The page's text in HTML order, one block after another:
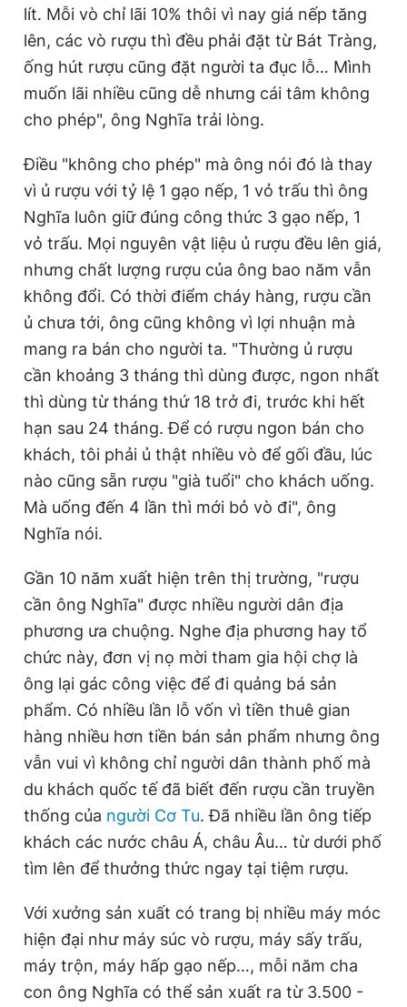
lít. Mỗi vò chỉ lãi 10% thôi vì nay giá nếp tăng
lên, các vò rượu thì đều phải đặt từ Bát Tràng,
ống hút rượu cũng đặt người ta đục lỗ… Mình
muốn lãi nhiều cũng dễ nhưng cái tâm không
cho phép", ông Nghĩa trải lòng.
Điều "không cho phép" mà ông nói đó là thay
vì ủ rượu với tỷ lệ 1 gạo nếp, 1 vỏ trấu thì ông
Nghĩa luôn giữ đúng công thức 3 gạo nếp, 1
vỏ trấu. Mọi nguyên vật liệu ủ rượu đều lên giá,
nhưng chất lượng rượu của ông bao năm vẫn
không đổi. Có thời điểm cháy hàng, rượu cần
ủ chưa tới, ông cũng không vì lợi nhuận mà
mang ra bán cho người ta. "Thường ủ rượu
cần khoảng 3 tháng thì dùng được, ngon nhất
thì dùng từ tháng thứ 18 trở đi, trước khi hết
hạn sau 24 tháng. Để có rượu ngon bán cho
khách, tôi phải ủ thật nhiều vò để gối đầu, lúc
nào cũng sẵn rượu "già tuổi" cho khách uống.
Mà uống đến 4 lần thì mới bỏ vò đi", ông
Nghĩa nói.
Gần 10 năm xuất hiện trên thị trường, "rượu
cần ông Nghĩa" được nhiều người dân địa
phương ưa chuộng. Nghe địa phương hay tổ
chức này, đơn vị nọ mời tham gia hội chợ là
ông lại gác công việc để đi quảng bá sản
phẩm. Có nhiều lần lỗ vốn vì tiền thuê gian
hàng nhiều hơn tiền bán sản phẩm nhưng ông
vẫn vui vì không chỉ người dân thành phố mà
du khách quốc tế đã biết đến rượu cần truyền
thống của người Cơ Tu. Đã nhiều lần ông tiếp
khách các nước châu Á, châu Âu… từ dưới phố
tìm lên để thưởng thức ngay tại tiệm rượu.
Với xưởng sản xuất có trang bị nhiều máy móc
hiện đại như máy súc vò rượu, máy sấy trấu,
máy trộn, máy hấp gạo nếp…, mỗi năm cha
con ông Nghĩa có thể sản xuất ra từ 3.500 -